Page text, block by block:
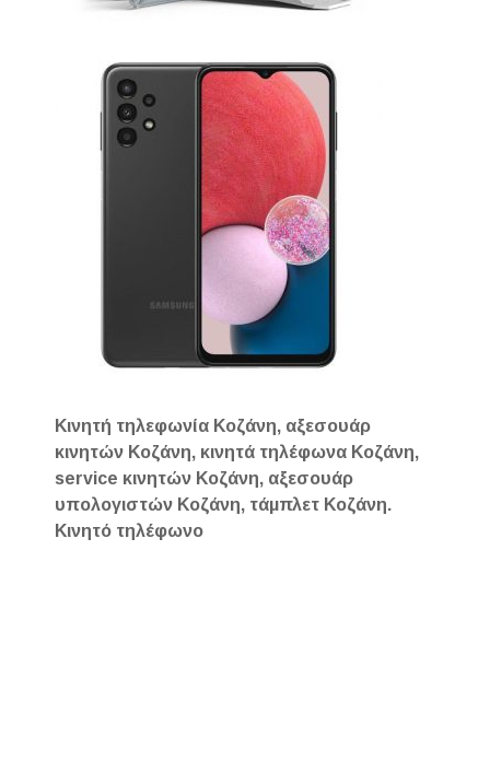
Κινητή τηλεφωνία Κοζάνη, αξεσουάρ
κινητών Κοζάνη, κινητά τηλέφωνα Κοζάνη,
service κινητών Κοζάνη, αξεσουάρ
υπολογιστών Κοζάνη, τάμπλετ Κοζάνη.
Κινητό τηλέφωνο